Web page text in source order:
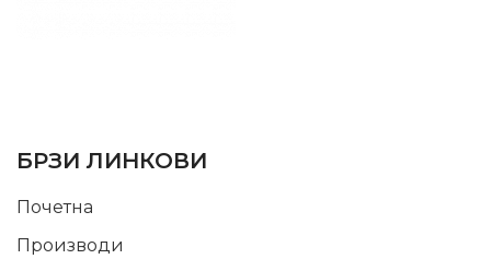
БРЗИ ЛИНКОВИ
Почетна
Производи